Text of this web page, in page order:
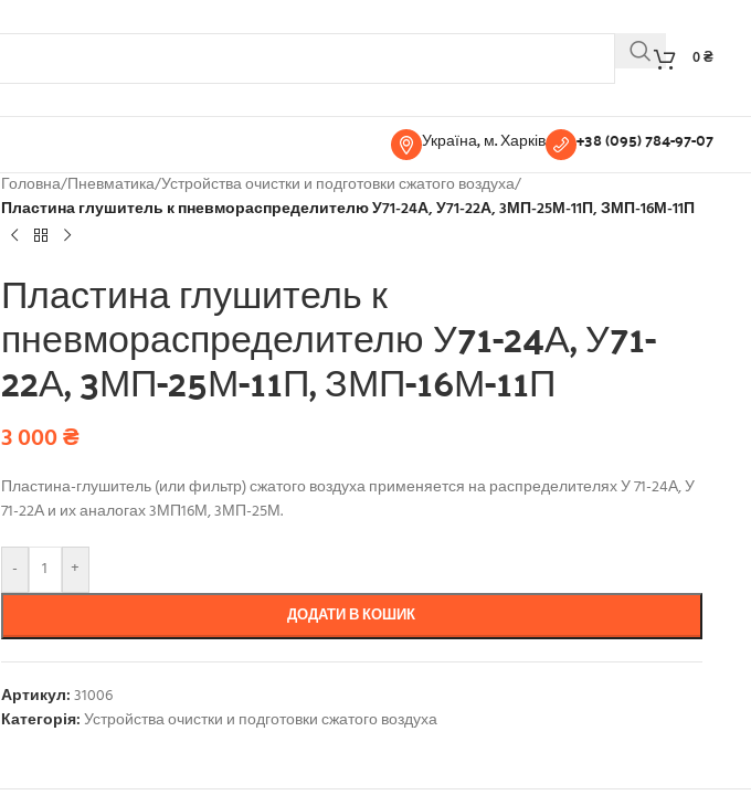
0₴
Україна, м. Харків +38 (095) 784-97-07
Головна/Пневматика/Устройства очистки и подготовки сжатого воздуха/
Пластина глушитель к пневмораспределителю У71-24А, У71-22А, 3МП-25М-11П, ЗМП-16М-11П
Пластина глушитель к
пневмораспределителю У71-24А, У71-
22А, 3МП-25М-11П, ЗМП-16М-11П
3 000₴
Пластина-глушитель (или фильтр) сжатого воздуха применяется на распределителях У 71-24А, У
71-22А и их аналогах 3МП16М, 3МП-25М.
- +
ДОДАТИ В КОШИК
Артикул:31006
Категорія:Устройства очистки и подготовки сжатого воздуха